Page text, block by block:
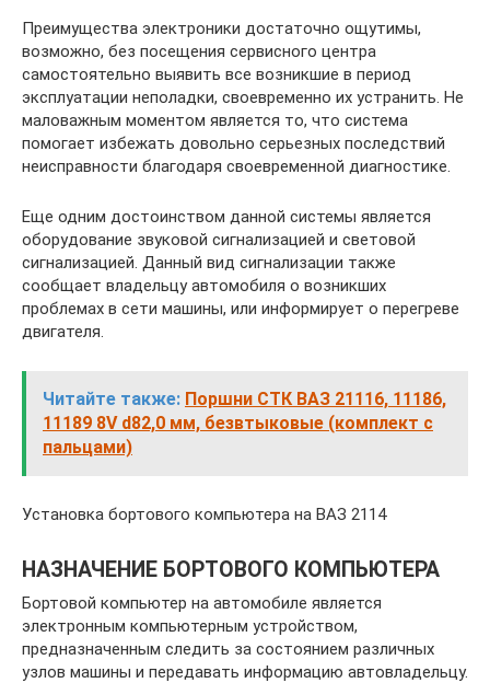
Преимущества электроники достаточно ощутимы,
возможно, без посещения сервисного центра
самостоятельно выявить все возникшие в период
эксплуатации неполадки, своевременно их устранить. Не
маловажным моментом является то, что система
помогает избежать довольно серьезных последствий
неисправности благодаря своевременной диагностике.
Еще одним достоинством данной системы является
оборудование звуковой сигнализацией и световой
сигнализацией. Данный вид сигнализации также
сообщает владельцу автомобиля о возникших
проблемах в сети машины, или информирует о перегреве
двигателя.
Читайте также: Поршни СТК ВАЗ 21116, 11186,
11189 8V d82,0 мм, безвтыковые (комплект с
пальцами)
Установка бортового компьютера на ВАЗ 2114
НАЗНАЧЕНИЕ БОРТОВОГО КОМПЬЮТЕРА
Бортовой компьютер на автомобиле является
электронным компьютерным устройством,
предназначенным следить за состоянием различных
узлов машины и передавать информацию автовладельцу.